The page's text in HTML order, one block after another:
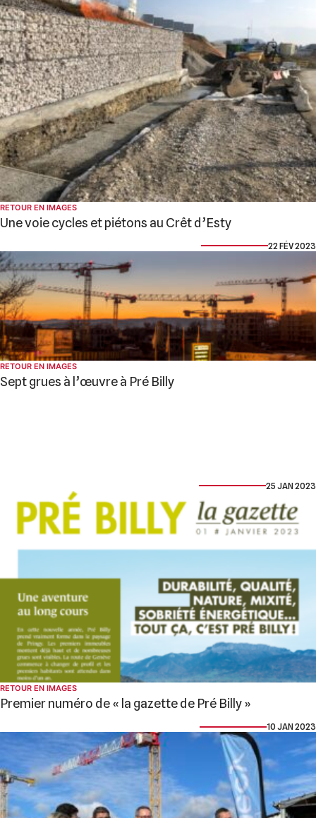
RETOUR EN IMAGES
Une voie cycles et piétons au Crêt d’Esty
22 FÉV 2023
RETOUR EN IMAGES
Sept grues à l’œuvre à Pré Billy
25 JAN 2023
RETOUR EN IMAGES
Premier numéro de « la gazette de Pré Billy »
10 JAN 2023